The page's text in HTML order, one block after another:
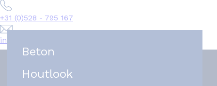
+31 (0)528 - 795 167
info@het-tegelplein.nl
Beton
Houtlook